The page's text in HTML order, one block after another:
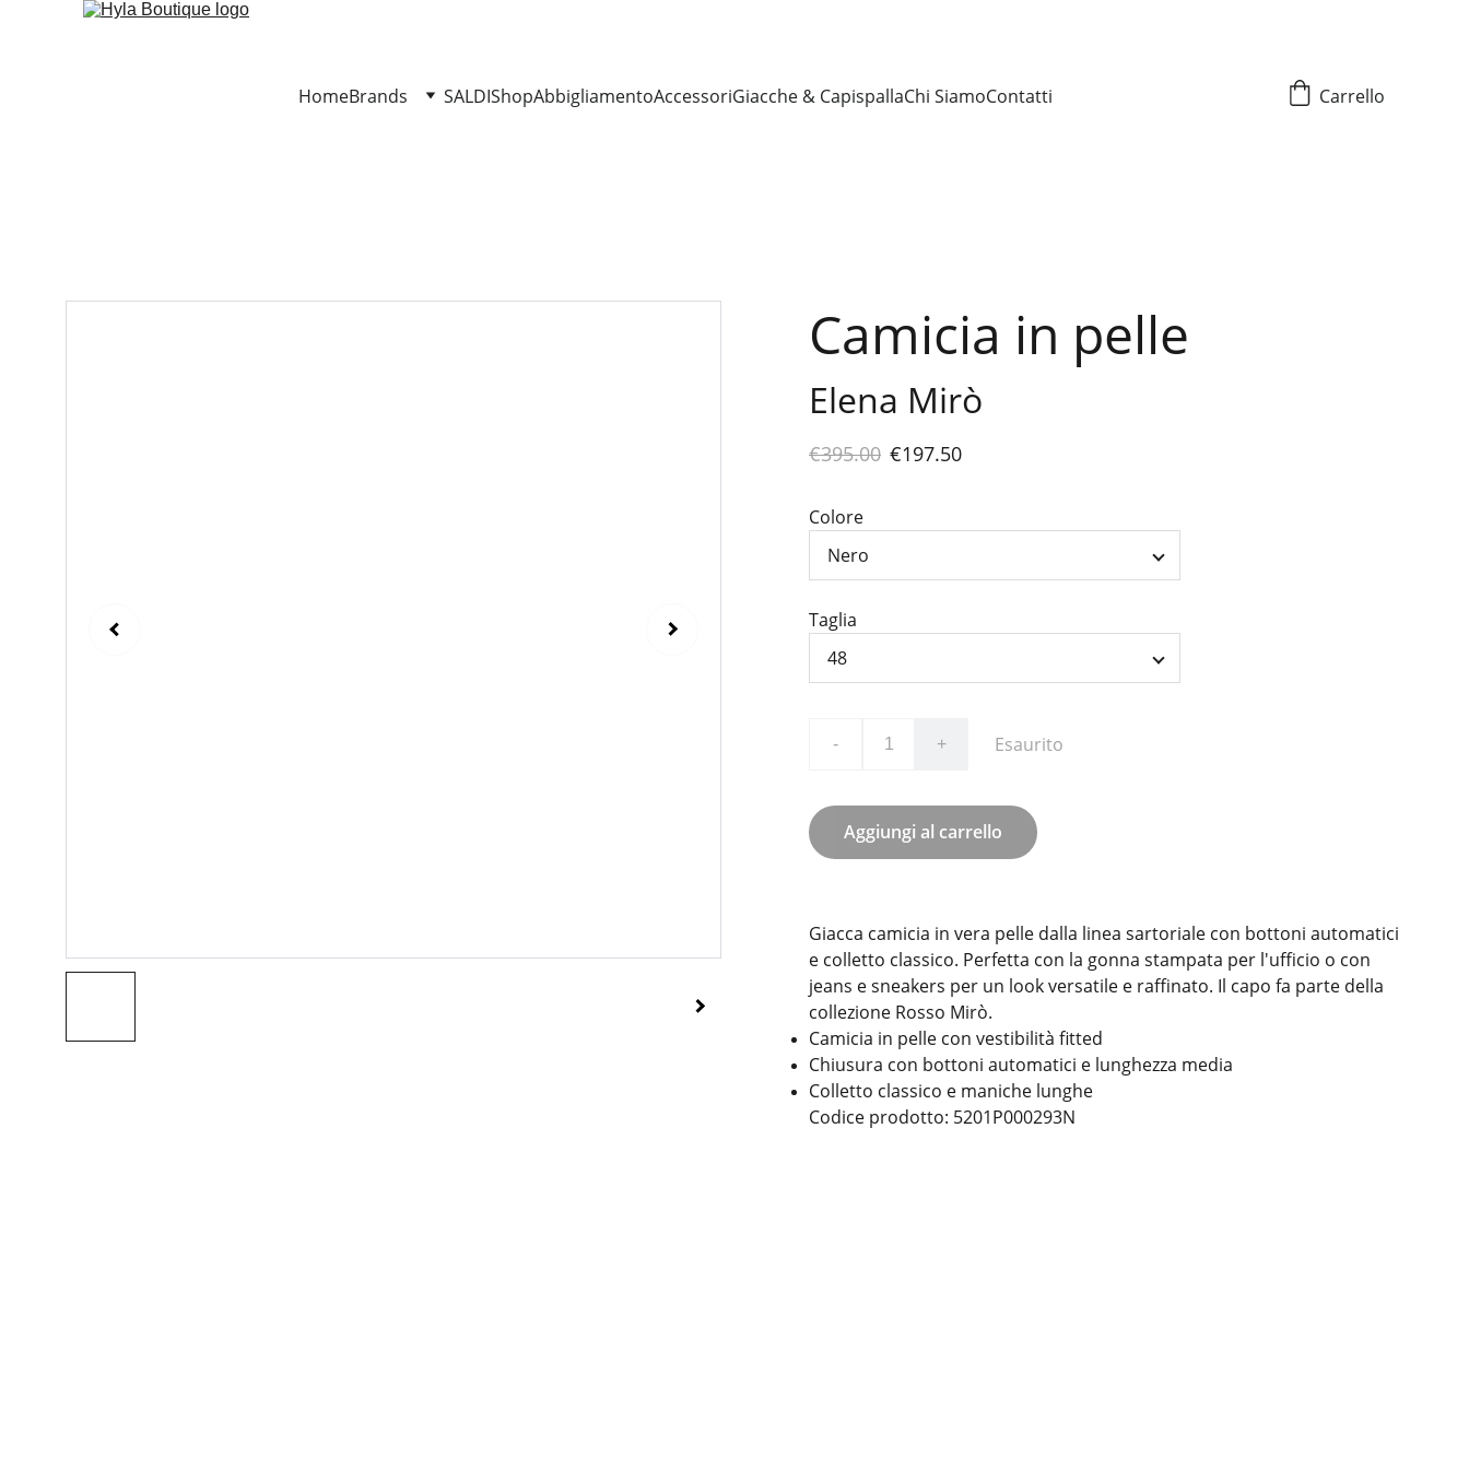
HomeBrands SALDIShopAbbigliamentoAccessoriGiacche & CapispallaChi SiamoContatti Carrello
Camicia in pelle
Elena Mirò
€395.00 €197.50
Colore
Taglia
- + Esaurito
Aggiungi al carrello
Giacca camicia in vera pelle dalla linea sartoriale con bottoni automatici
e colletto classico. Perfetta con la gonna stampata per l'ufficio o con
jeans e sneakers per un look versatile e raffinato. Il capo fa parte della
collezione Rosso Mirò.
Camicia in pelle con vestibilità fitted
Chiusura con bottoni automatici e lunghezza media
Colletto classico e maniche lunghe
Codice prodotto: 5201P000293N